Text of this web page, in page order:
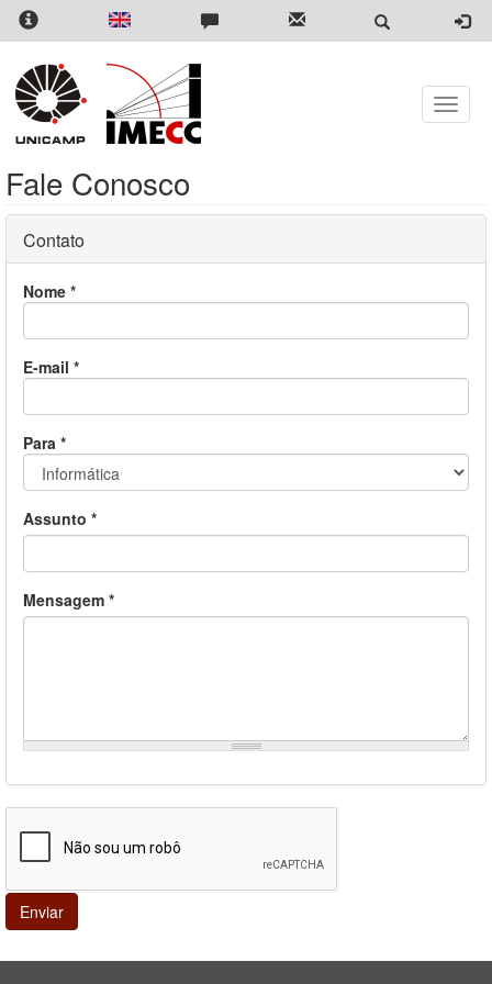
Pular
para
conteúdo
principal
Toggle
Fale Conosco
Contato
Nome *
E-mail *
Para *
Assunto *
Mensagem *
Enviar